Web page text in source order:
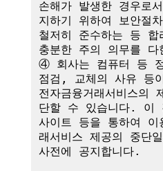
손해가 발생한 경우로
지하기 위하여 보안절
철저히 준수하는 등 합
충분한 주의 의무를 다
④ 회사는 컴퓨터 등 정
점검, 교체의 사유 등
전자금융거래서비스의
단할 수 있습니다. 이
사이트 등을 통하여 이
래서비스 제공의 중단
사전에 공지합니다.